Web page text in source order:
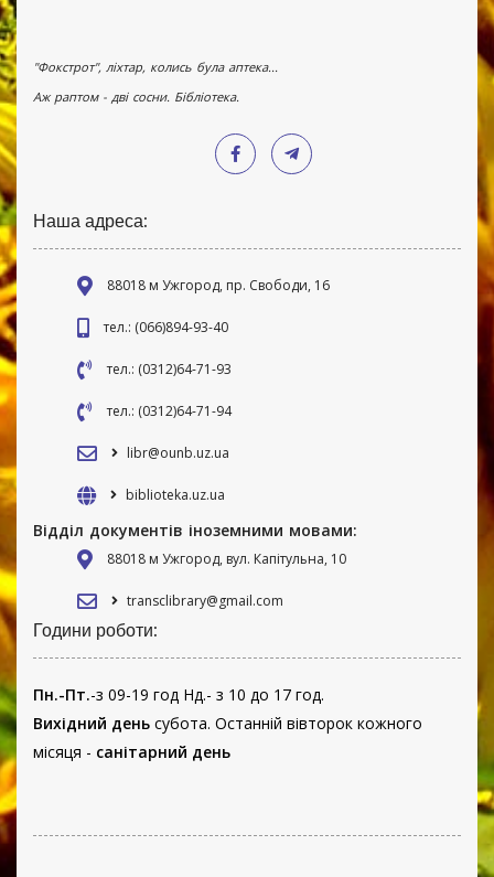
"Фокстрот", ліхтар, колись була аптека...
Аж раптом - дві сосни. Бібліотека.
Наша адреса:
88018 м Ужгород, пр. Свободи, 16
тел.: (066)894-93-40
тел.: (0312)64-71-93
тел.: (0312)64-71-94
libr@ounb.uz.ua
biblioteka.uz.ua
Відділ документів іноземними мовами:
88018 м Ужгород, вул. Капітульна, 10
transclibrary@gmail.com
Години роботи:
Пн.-Пт.-з 09-19 год Нд.- з 10 до 17 год.
Вихідний день субота. Останній вівторок кожного
місяця - санітарний день